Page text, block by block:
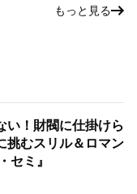
もっと見る
い！財閥に仕掛けら
挑むスリル＆ロマン
セミ』